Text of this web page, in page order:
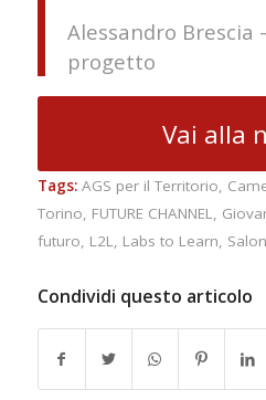
Alessandro Brescia
progetto
Vai alla
Tags: AGS per il Territorio,
Torino, FUTURE CHANNEL,
futuro, L2L, Labs to Learn,
Condividi questo articolo